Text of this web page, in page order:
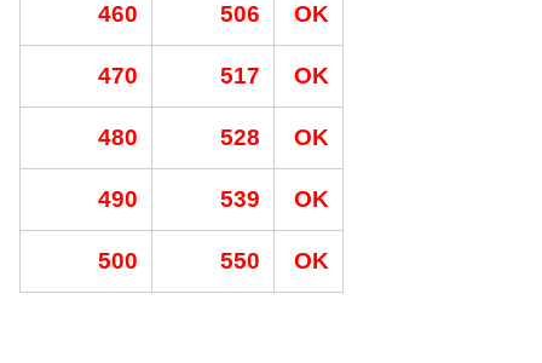
460 506 OK
470 517 OK
480 528 OK
490 539 OK
500 550 OK